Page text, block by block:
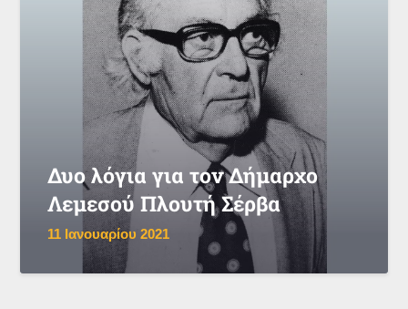
Δυο λόγια για τον Δήμαρχο
Λεμεσού Πλουτή Σέρβα
11 Ιανουαρίου 2021